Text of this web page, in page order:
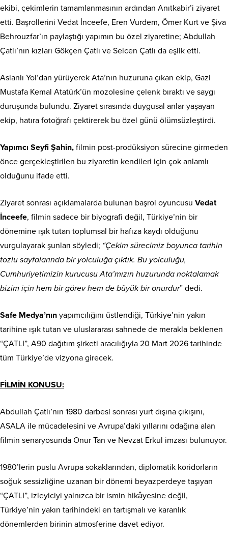
ekibi, çekimlerin tamamlanmasının ardından Anıtkabir’i ziyaret
etti. Başrollerini Vedat İnceefe, Eren Vurdem, Ömer Kurt ve Şiva
Behrouzfar’ın paylaştığı yapımın bu özel ziyaretine; Abdullah
Çatlı’nın kızları Gökçen Çatlı ve Selcen Çatlı da eşlik etti.
Aslanlı Yol’dan yürüyerek Ata’nın huzuruna çıkan ekip, Gazi
Mustafa Kemal Atatürk’ün mozolesine çelenk bıraktı ve saygı
duruşunda bulundu. Ziyaret sırasında duygusal anlar yaşayan
ekip, hatıra fotoğrafı çektirerek bu özel günü ölümsüzleştirdi.
Yapımcı Seyfi Şahin, filmin post-prodüksiyon sürecine girmeden
önce gerçekleştirilen bu ziyaretin kendileri için çok anlamlı
olduğunu ifade etti.
Ziyaret sonrası açıklamalarda bulunan başrol oyuncusu Vedat
İnceefe, filmin sadece bir biyografi değil, Türkiye’nin bir
dönemine ışık tutan toplumsal bir hafıza kaydı olduğunu
vurgulayarak şunları söyledi; “Çekim sürecimiz boyunca tarihin
tozlu sayfalarında bir yolculuğa çıktık. Bu yolculuğu,
Cumhuriyetimizin kurucusu Ata’mızın huzurunda noktalamak
bizim için hem bir görev hem de büyük bir onurdur” dedi.
Safe Medya’nın yapımcılığını üstlendiği, Türkiye’nin yakın
tarihine ışık tutan ve uluslararası sahnede de merakla beklenen
“ÇATLI”, A90 dağıtım şirketi aracılığıyla 20 Mart 2026 tarihinde
tüm Türkiye’de vizyona girecek.
FİLMİN KONUSU:
Abdullah Çatlı’nın 1980 darbesi sonrası yurt dışına çıkışını,
ASALA ile mücadelesini ve Avrupa’daki yıllarını odağına alan
filmin senaryosunda Onur Tan ve Nevzat Erkul imzası bulunuyor.
1980’lerin puslu Avrupa sokaklarından, diplomatik koridorların
soğuk sessizliğine uzanan bir dönemi beyazperdeye taşıyan
“ÇATLI”, izleyiciyi yalnızca bir ismin hikâyesine değil,
Türkiye’nin yakın tarihindeki en tartışmalı ve karanlık
dönemlerden birinin atmosferine davet ediyor.